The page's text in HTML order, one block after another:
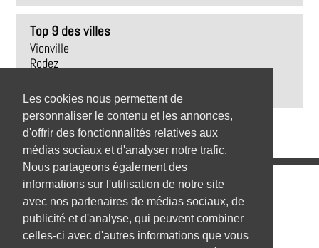
Les cookies nous permettent de
personnaliser le contenu et les annonces,
d'offrir des fonctionnalités relatives aux
médias sociaux et d'analyser notre trafic.
Nous partageons également des
informations sur l'utilisation de notre site
avec nos partenaires de médias sociaux, de
publicité et d'analyse, qui peuvent combiner
celles-ci avec d'autres informations que vous
Top 9 des villes
Vionville
Rodez
Revel
Emplois
Emplois par secteur
Emplois par ville